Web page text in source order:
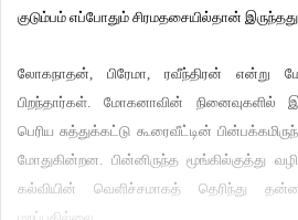
குடும்பம் எப்போதும் சிரமதசையில்தான் இருந்தது.
லோகநாதன், பிரேமா, ரவீந்திரன் என்று
பிறந்தார்கள். மோகனாவின் நினைவுகளில்
பெரிய சுத்துக்கட்டு கூரைவீட்டின்
மோதுகின்றன. பின்னிருந்த மூங்கில்குத்து
கல்வியின் வெளிச்சமாகத் தெரிந்து